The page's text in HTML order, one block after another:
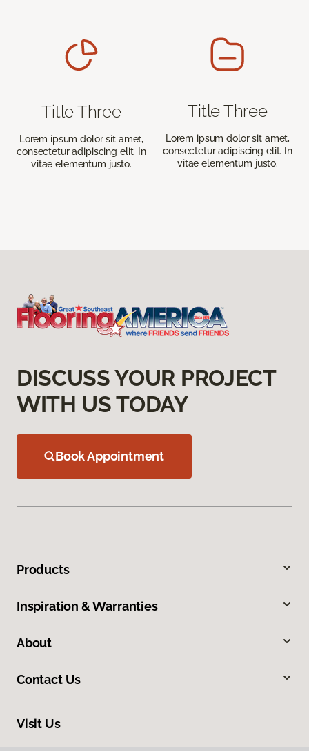
Title Three
Lorem ipsum dolor sit amet,
consectetur adipiscing elit. In
vitae elementum justo.
Title Three
Lorem ipsum dolor sit amet,
consectetur adipiscing elit. In
vitae elementum justo.
DISCUSS YOUR PROJECT
WITH US TODAY
Book Appointment
Products
Inspiration & Warranties
About
Contact Us
Visit Us